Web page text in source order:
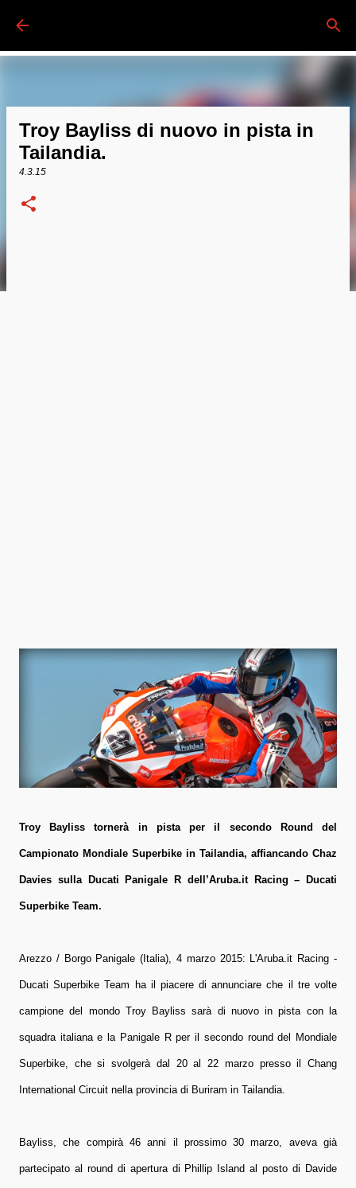
Troy Bayliss di nuovo in pista in
Tailandia.
4.3.15
Troy Bayliss tornerà in pista per il secondo Round del
Campionato Mondiale Superbike in Tailandia, affiancando Chaz
Davies sulla Ducati Panigale R dell’Aruba.it Racing – Ducati
Superbike Team.
Arezzo / Borgo Panigale (Italia), 4 marzo 2015: L'Aruba.it Racing -
Ducati Superbike Team ha il piacere di annunciare che il tre volte
campione del mondo Troy Bayliss sarà di nuovo in pista con la
squadra italiana e la Panigale R per il secondo round del Mondiale
Superbike, che si svolgerà dal 20 al 22 marzo presso il Chang
International Circuit nella provincia di Buriram in Tailandia.
Bayliss, che compirà 46 anni il prossimo 30 marzo, aveva già
partecipato al round di apertura di Phillip Island al posto di Davide